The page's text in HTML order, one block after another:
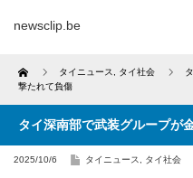
newsclip.be
Home タイニュース タイ社会
撃たれて負傷
タイ深南部で武装グループが
2025/10/6 タイニュース タイ社会